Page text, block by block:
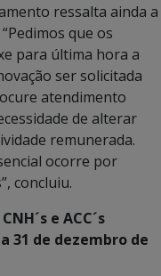
ressalta ainda a
que os
para última hora a
ser solicitada
atendimento
de alterar
remunerada.
ocorre por
concluiu.
e ACC´s
31 de dezembro de